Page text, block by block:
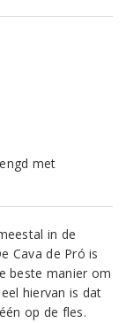
met
in de
Cava de Pró is
beste manier om
hiervan is dat
op de fles.